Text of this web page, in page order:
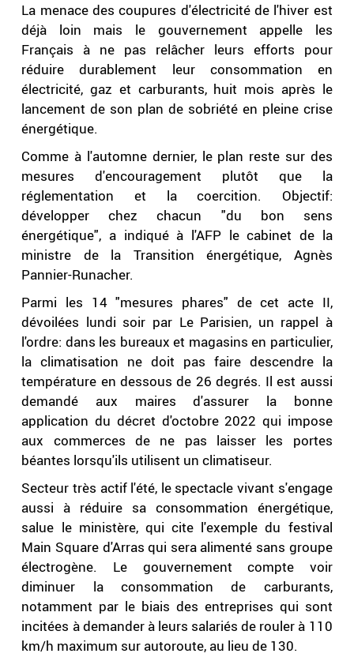
La menace des coupures d'électricité de l'hiver est
déjà loin mais le gouvernement appelle les
Français à ne pas relâcher leurs efforts pour
réduire durablement leur consommation en
électricité, gaz et carburants, huit mois après le
lancement de son plan de sobriété en pleine crise
énergétique.
Comme à l'automne dernier, le plan reste sur des
mesures d'encouragement plutôt que la
réglementation et la coercition. Objectif:
développer chez chacun "du bon sens
énergétique", a indiqué à l'AFP le cabinet de la
ministre de la Transition énergétique, Agnès
Pannier-Runacher.
Parmi les 14 "mesures phares" de cet acte II,
dévoilées lundi soir par Le Parisien, un rappel à
l'ordre: dans les bureaux et magasins en particulier,
la climatisation ne doit pas faire descendre la
température en dessous de 26 degrés. Il est aussi
demandé aux maires d'assurer la bonne
application du décret d'octobre 2022 qui impose
aux commerces de ne pas laisser les portes
béantes lorsqu'ils utilisent un climatiseur.
Secteur très actif l'été, le spectacle vivant s'engage
aussi à réduire sa consommation énergétique,
salue le ministère, qui cite l'exemple du festival
Main Square d'Arras qui sera alimenté sans groupe
électrogène. Le gouvernement compte voir
diminuer la consommation de carburants,
notamment par le biais des entreprises qui sont
incitées à demander à leurs salariés de rouler à 110
km/h maximum sur autoroute, au lieu de 130.